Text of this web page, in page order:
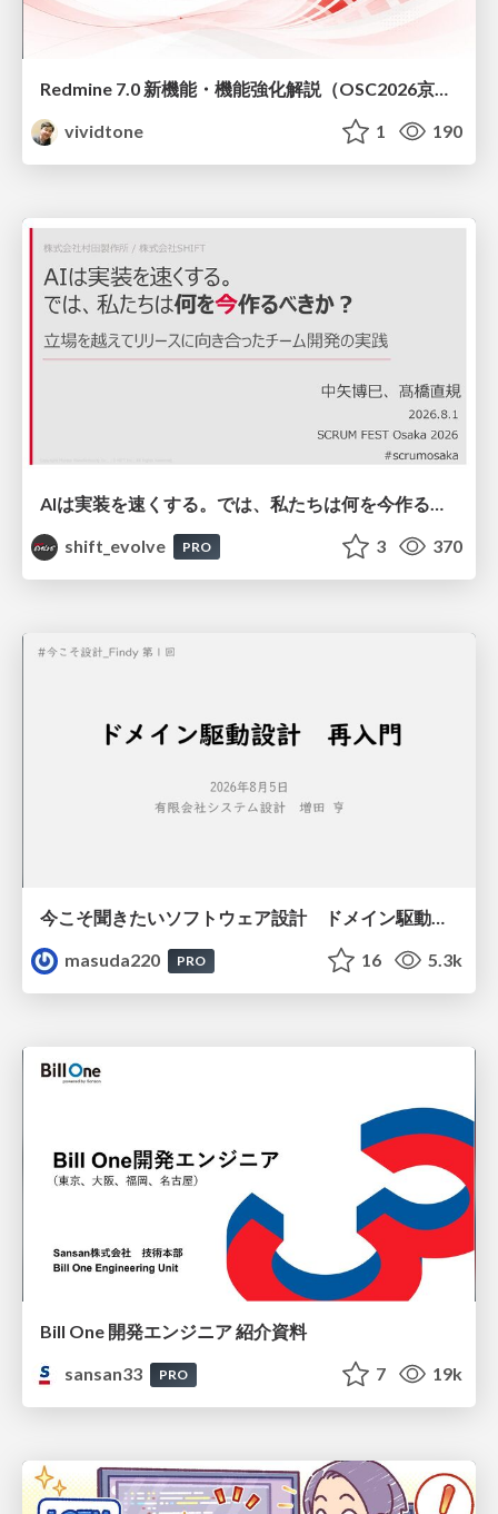
Redmine 7.0 新機能・機能強化解説（OSC2026京都ダイジェスト版）
vividtone
1 190
shift_evolve
PRO 3 370
今こそ聞きたいソフトウェア設計 ドメイン駆動設計再入門
masuda220
PRO 16 5.3k
Bill One 開発エンジニア 紹介資料
sansan33
PRO 7 19k